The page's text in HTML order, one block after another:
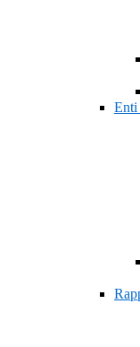
Enti